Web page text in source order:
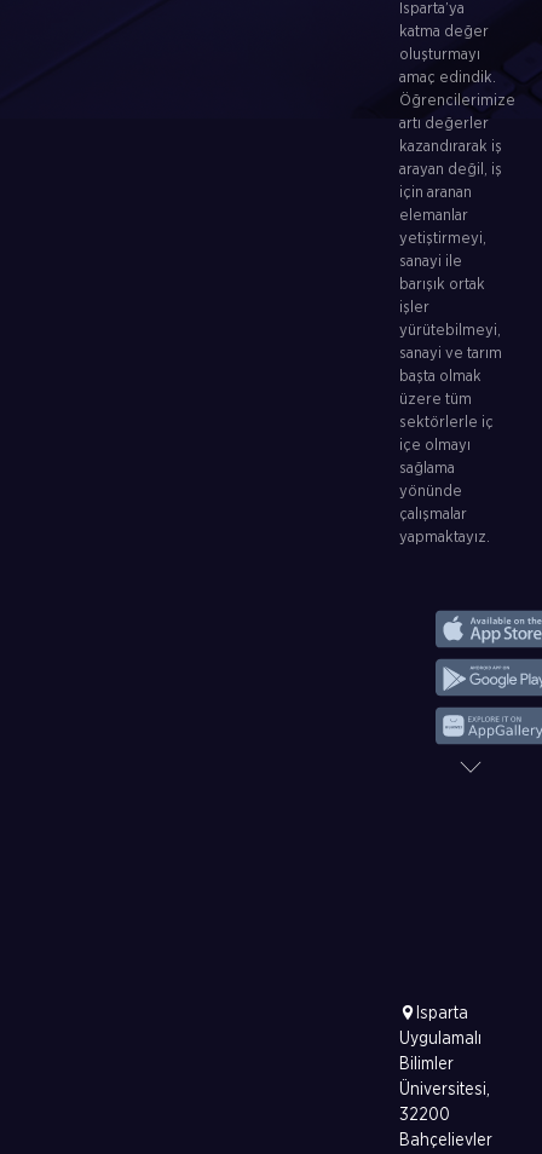
Isparta’ya
katma değer
oluşturmayı
amaç edindik.
Öğrencilerimize
artı değerler
kazandırarak iş
arayan değil, iş
için aranan
elemanlar
yetiştirmeyi,
sanayi ile
barışık ortak
işler
yürütebilmeyi,
sanayi ve tarım
başta olmak
üzere tüm
sektörlerle iç
içe olmayı
sağlama
yönünde
çalışmalar
yapmaktayız.
Isparta
Uygulamalı
Bilimler
Üniversitesi,
32200
Bahçelievler